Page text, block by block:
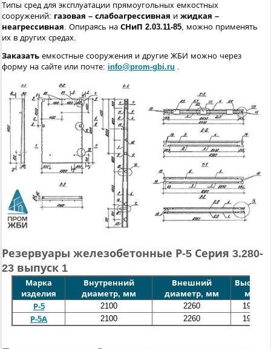
Типы сред для эксплуатации прямоугольных емкостных
сооружений: газовая – слабоагрессивная и жидкая –
неагрессивная. Опираясь на СНиП 2.03.11-85, можно применять
их в других средах.
Заказать емкостные сооружения и другие ЖБИ можно через
форму на сайте или почте: info@prom-gbi.ru .
Резервуары железобетонные Р-5 Серия 3.280-
23 выпуск 1
Марка
изделия
Внутренний
диаметр, мм
Внешний
диаметр, мм
Высота,
мм
Р-5
2100 2260
1910
Р-5А
2100 2260 1910